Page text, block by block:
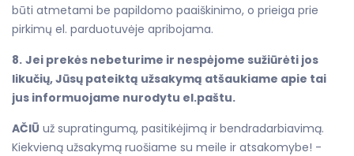
būti atmetami be papildomo paaiškinimo, o prieiga prie
pirkimų el. parduotuvėje apribojama.
8. Jei prekės nebeturime ir nespėjome sužiūrėti jos
likučių, Jūsų pateiktą užsakymą atšaukiame apie tai
jus informuojame nurodytu el.paštu.
AČIŪ už supratingumą, pasitikėjimą ir bendradarbiavimą.
Kiekvieną užsakymą ruošiame su meile ir atsakomybe! -